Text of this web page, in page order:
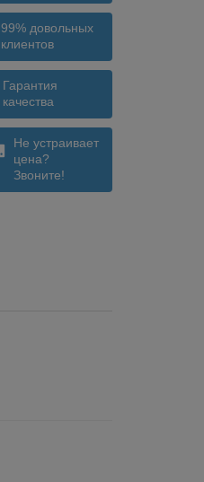
99% довольных
клиентов
Гарантия
качества
Не устраивает
цена?
Звоните!